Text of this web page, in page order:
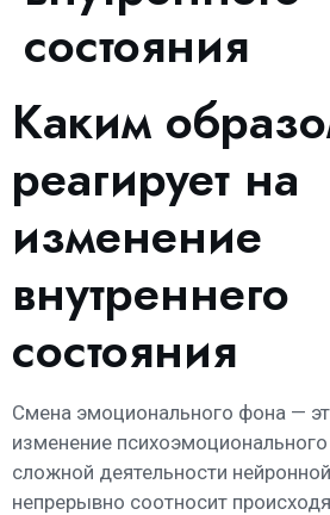
состояния
Каким
реагирует на
изменение
внутреннего
состояния
Смена эмоционального фона —
изменение
сложной деятельности
непрерывно соотносит